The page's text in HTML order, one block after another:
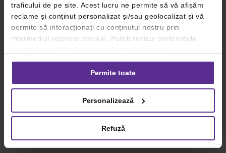
traficului de pe site. Acest lucru ne permite să vă afișăm
reclame și conținut personalizat și/sau geolocalizat și vă
permite să interacționați cu conținutul nostru prin
intermediul rețelelor sociale. Puteți revizui preferințele
consimțământul oricând, făcând click pe linkul către
setările dvs. de cookie-uri.
privind utilizarea modulelor cookie.Detalii
Permite toate
Personalizează
Refuză